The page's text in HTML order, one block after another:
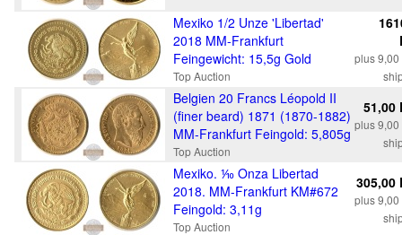
Mexiko 1/2 Unze 'Libertad'
2018 MM-Frankfurt
Feingewicht: 15,5g Gold
Top Auction
plus 9,00
Belgien 20 Francs Léopold II
(finer beard) 1871 (1870-1882)
MM-Frankfurt Feingold: 5,805g
Top Auction
51,00
plus 9,00
Mexiko. ⅒ Onza Libertad
2018. MM-Frankfurt KM#672
Feingold: 3,11g
Top Auction
305,00
plus 9,00